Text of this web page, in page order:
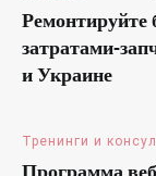
затратами-
и Украине
Тренинги и